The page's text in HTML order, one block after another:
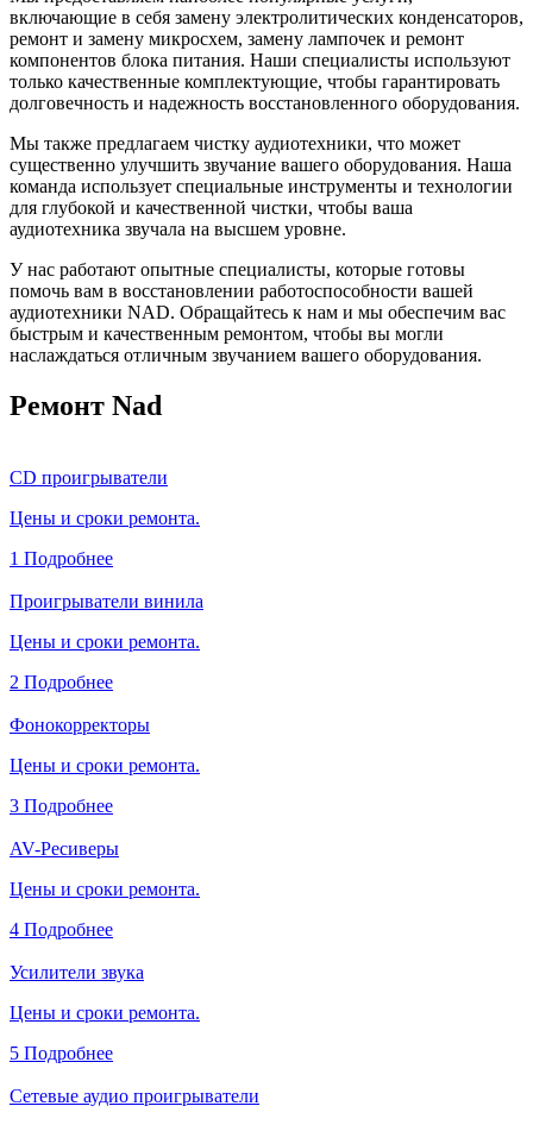
включающие в себя замену электролитических конденсаторов,
ремонт и замену микросхем, замену лампочек и ремонт
компонентов блока питания. Наши специалисты используют
только качественные комплектующие, чтобы гарантировать
долговечность и надежность восстановленного оборудования.
Мы также предлагаем чистку аудиотехники, что может
существенно улучшить звучание вашего оборудования. Наша
команда использует специальные инструменты и технологии
для глубокой и качественной чистки, чтобы ваша
аудиотехника звучала на высшем уровне.
У нас работают опытные специалисты, которые готовы
помочь вам в восстановлении работоспособности вашей
аудиотехники NAD. Обращайтесь к нам и мы обеспечим вас
быстрым и качественным ремонтом, чтобы вы могли
наслаждаться отличным звучанием вашего оборудования.
Ремонт Nad
CD проигрыватели
Цены и сроки ремонта.
1 Подробнее
Проигрыватели винила
Цены и сроки ремонта.
2 Подробнее
Фонокорректоры
Цены и сроки ремонта.
3 Подробнее
AV-Ресиверы
Цены и сроки ремонта.
4 Подробнее
Усилители звука
Цены и сроки ремонта.
5 Подробнее
Сетевые аудио проигрыватели